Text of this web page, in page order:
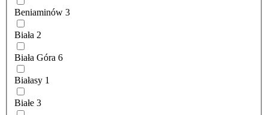
Beniaminów 3
Biała 2
Biała Góra 6
Białasy 1
Białe 3